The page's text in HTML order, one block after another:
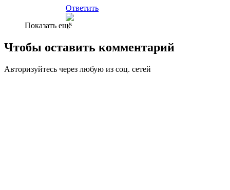
Ответить
Показать ещё
Чтобы оставить комментарий
Авторизуйтесь через любую из соц. сетей